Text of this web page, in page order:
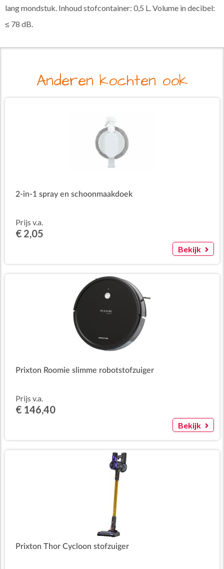
lang mondstuk. Inhoud stofcontainer: 0,5 L. Volume in decibel:
≤ 78 dB.
Anderen kochten ook
2-in-1 spray en schoonmaakdoek
Prijs v.a.
€ 2,05
Bekijk
Prixton Roomie slimme robotstofzuiger
Prijs v.a.
€ 146,40
Bekijk
Prixton Thor Cycloon stofzuiger